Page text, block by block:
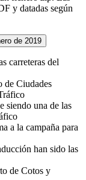
y datadas según
de 2019
carreteras del
de Ciudades
siendo una de las
a la campaña para
han sido las
de Cotos y